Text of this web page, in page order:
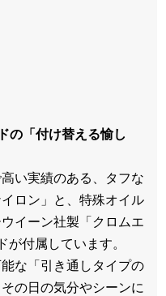
の「付け替える愉し
い実績のある、タフな
ロン」と、特殊オイル
イーン社製「クロムエ
が付属しています。
な「引き通しタイプの
の日の気分やシーンに